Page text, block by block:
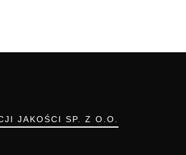
JAKOŚCI SP. Z O.O.